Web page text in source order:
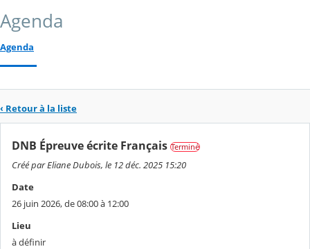
Agenda
Agenda
‹ Retour à la liste
DNB Épreuve écrite Français Terminé
Créé par Eliane Dubois, le 12 déc. 2025 15:20
Date
26 juin 2026, de 08:00 à 12:00
Lieu
à définir